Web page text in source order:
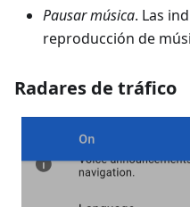
Pausar música. Las
reproducción de
Radares de tráfico